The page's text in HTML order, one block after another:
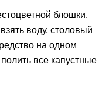
блошки.
воду, столовый
на одном
все капустные